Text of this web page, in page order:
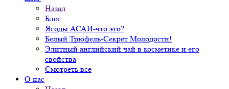
Назад
Блог
Ягоды АСАИ-что это?
Белый Трюфель-Секрет Молодости!
Элитный английский чай в косметике и его
свойства
Смотреть все
О нас